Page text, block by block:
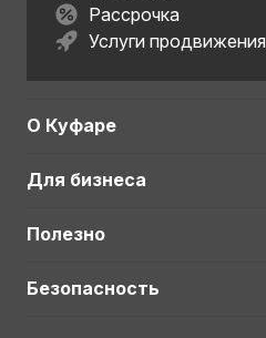
Рассрочка
Услуги продвижения
О Куфаре
Для бизнеса
Полезно
Безопасность